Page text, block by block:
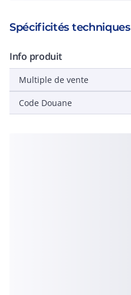
Spécificités techniques
Info produit
Multiple de vente
Code Douane